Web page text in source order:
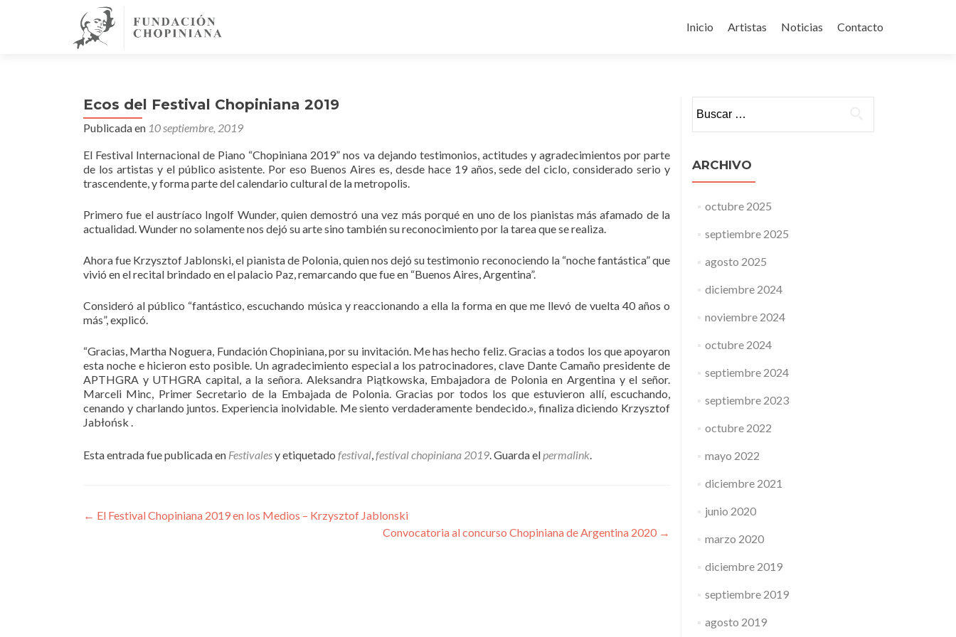
al
Inicio Artistas Noticias Contacto
Ecos del Festival Chopiniana 2019
Publicada en 10 septiembre, 2019
El Festival Internacional de Piano “Chopiniana 2019” nos va dejando testimonios, actitudes y agradecimientos por parte
de los artistas y el público asistente. Por eso Buenos Aires es, desde hace 19 años, sede del ciclo, considerado serio y
trascendente, y forma parte del calendario cultural de la metropolis.
Primero fue el austríaco Ingolf Wunder, quien demostró una vez más porqué en uno de los pianistas más afamado de la
actualidad. Wunder no solamente nos dejó su arte sino también su reconocimiento por la tarea que se realiza.
Ahora fue Krzysztof Jablonski, el pianista de Polonia, quien nos dejó su testimonio reconociendo la “noche fantástica” que
vivió en el recital brindado en el palacio Paz, remarcando que fue en “Buenos Aires, Argentina”.
Consideró al público “fantástico, escuchando música y reaccionando a ella la forma en que me llevó de vuelta 40 años o
más”, explicó.
“Gracias, Martha Noguera, Fundación Chopiniana, por su invitación. Me has hecho feliz. Gracias a todos los que apoyaron
esta noche e hicieron esto posible. Un agradecimiento especial a los patrocinadores, clave Dante Camaño presidente de
APTHGRA y UTHGRA capital, a la señora. Aleksandra Piątkowska, Embajadora de Polonia en Argentina y el señor.
Marceli Minc, Primer Secretario de la Embajada de Polonia. Gracias por todos los que estuvieron allí, escuchando,
cenando y charlando juntos. Experiencia inolvidable. Me siento verdaderamente bendecido.», finaliza diciendo Krzysztof
Jabłońsk .
Esta entrada fue publicada en Festivalesy etiquetado festival,festival chopiniana 2019. Guarda elpermalink.
Navegación
← El Festival Chopiniana 2019 en los Medios – Krzysztof Jablonski
Convocatoria al concurso Chopiniana de Argentina 2020 →
ARCHIVO
octubre 2025
septiembre 2025
agosto 2025
diciembre 2024
noviembre 2024
octubre 2024
septiembre 2024
septiembre 2023
octubre 2022
mayo 2022
diciembre 2021
junio 2020
marzo 2020
diciembre 2019
septiembre 2019
agosto 2019